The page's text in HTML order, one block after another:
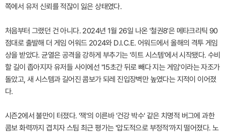
쪽에서 유저 신뢰를 적잖이 잃은 상태였다.
처음부터 그랬던 건 아니다. 2024년 1월 26일 나온 '철권8'은 메타크리틱 90
점대로 출발해 더 게임 어워드 2024와 D.I.C.E. 어워드에서 올해의 격투 게임
상을 받았다. 균열은 공격을 강하게 부추기는 '히트 시스템'에서 시작됐다. 수비
할 길이 좁아지자 유저들 사이에선 '15초간 뒤로 빼다 지는 게임'이라는 자조가
돌았고, 새 시스템과 길어진 콤보가 되레 진입장벽만 높였다는 지적이 이어졌
다.
시즌2에서 불만이 터졌다. '잭'의 이른바 '건강 박수' 같은 치명적 버그에 과한
콤보 화력까지 겹치자 스팀 최근 평가는 '압도적으로 부정적'까지 떨어졌다. 노